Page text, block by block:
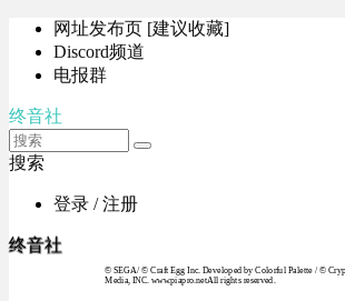
网址发布页 [建议收藏]
Discord频道
电报群
终音社
搜索
登录 / 注册
终音社
© SEGA / © Craft Egg Inc. Developed by Colorful Palette / ©
Media, INC. www.piapro.netAll rights reserved.